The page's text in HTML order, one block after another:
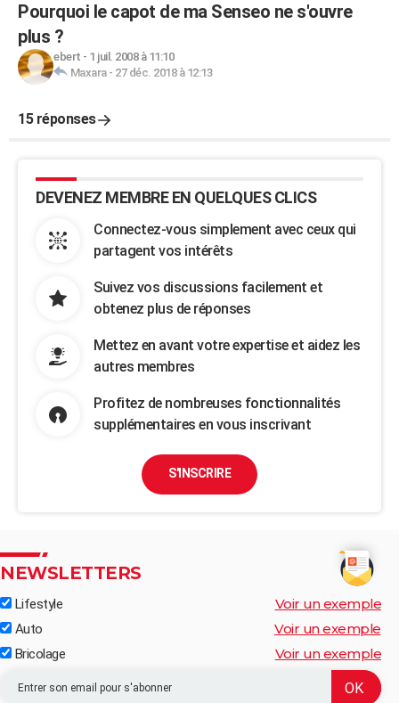
Pourquoi le capot de ma Senseo ne s'ouvre
plus ?
ebert - 1 juil. 2008 à 11:10
Maxara- 27 déc. 2018 à 12:13
15 réponses
DEVENEZ MEMBRE EN QUELQUES CLICS
Connectez-vous simplement avec ceux qui
partagent vos intérêts
Suivez vos discussions facilement et
obtenez plus de réponses
Mettez en avant votre expertise et aidez les
autres membres
Profitez de nombreuses fonctionnalités
supplémentaires en vous inscrivant
S'INSCRIRE
NEWSLETTERS
Lifestyle Voir un exemple
Auto Voir un exemple
Bricolage Voir un exemple